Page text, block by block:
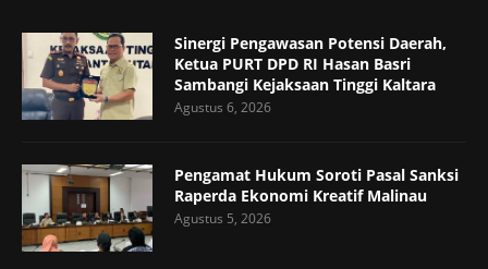
Sinergi Pengawasan Potensi Daerah,
Ketua PURT DPD RI Hasan Basri
Sambangi Kejaksaan Tinggi Kaltara
Agustus 6, 2026
Pengamat Hukum Soroti Pasal Sanksi
Raperda Ekonomi Kreatif Malinau
Agustus 5, 2026